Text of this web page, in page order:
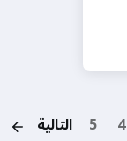
4
5 التالية